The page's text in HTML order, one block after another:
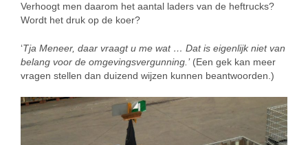
Verhoogt men daarom het aantal laders van de heftrucks?
Wordt het druk op de koer?
‘Tja Meneer, daar vraagt u me wat … Dat is eigenlijk niet van
belang voor de omgevingsvergunning.’(Een gek kan meer
vragen stellen dan duizend wijzen kunnen beantwoorden.)